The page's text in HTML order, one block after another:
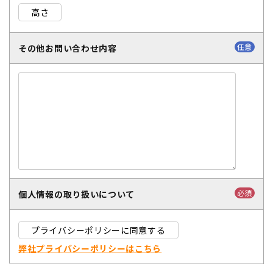
高さ
その他お問い合わせ内容 任意
個人情報の取り扱いについて 必須
プライバシーポリシーに同意する
弊社プライバシーポリシーはこちら